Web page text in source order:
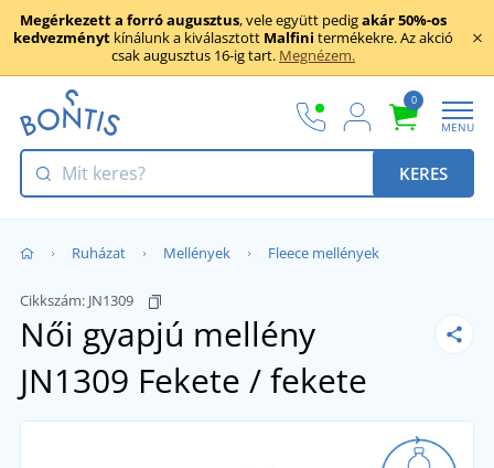
Megérkezett a forró augusztus, vele együtt pedigakár 50%-os
kedvezményt kínálunk a kiválasztott Malfini termékekre. Az akció
csak augusztus 16-ig tart. Megnézem.
0
MENU
KERES
Ruházat Mellények Fleece mellények
Cikkszám: JN1309
Női gyapjú mellény
JN1309 Fekete / fekete